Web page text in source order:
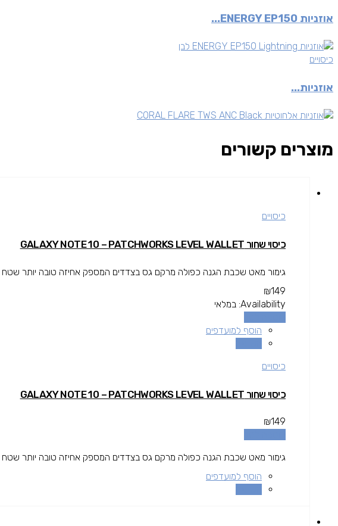
אוזניות ENERGY EP150...
כיסויים
אוזניות...
מוצרים קשורים
כיסויים
כיסוי שחור GALAXY NOTE 10 – PATCHWORKS LEVEL WALLET
גימור מאט שכבת הגנה כפולה מרקם גס בצדדים המספק אחיזה טובה יותר שטח
₪149
Availability: במלאי
הוסף למועדפים
כיסויים
כיסוי שחור GALAXY NOTE 10 – PATCHWORKS LEVEL WALLET
₪149
גימור מאט שכבת הגנה כפולה מרקם גס בצדדים המספק אחיזה טובה יותר שטח
הוסף למועדפים